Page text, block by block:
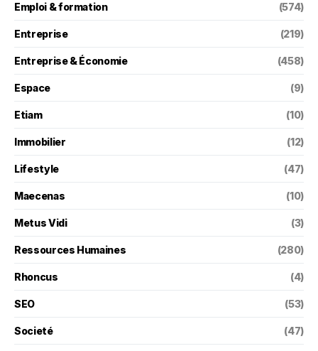
Emploi & formation (574)
Entreprise (219)
Entreprise & Économie (458)
Espace (9)
Etiam (10)
Immobilier (12)
Lifestyle (47)
Maecenas (10)
Metus Vidi (3)
Ressources Humaines (280)
Rhoncus (4)
SEO (53)
Societé (47)